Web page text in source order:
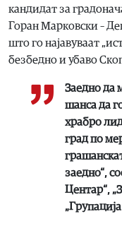
кандидат за
Горан Марковски –
што го најавуваат
безбедно и убаво
Заедно да
шанса да
храбро
град по
заедно“,
Центар“,